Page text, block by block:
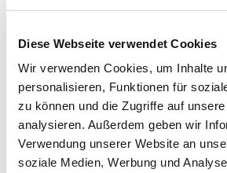
Diese Webseite verwendet Cookies
Wir verwenden Cookies, um Inhalte
personalisieren, Funktionen für
zu können und die Zugriffe auf
analysieren. Außerdem geben wir
Verwendung unserer Website an
soziale Medien, Werbung und